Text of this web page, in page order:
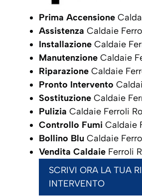
Prima Accensione
Assistenza Caldaie
Installazione Caldaie
Manutenzione Caldaie
Riparazione Caldaie
Pronto Intervento
Sostituzione Caldaie
Pulizia Caldaie Ferroli
Controllo Fumi Caldaie
Bollino Blu Caldaie
Vendita Caldaie Ferroli
SCRIVI ORA LA TUA
INTERVENTO